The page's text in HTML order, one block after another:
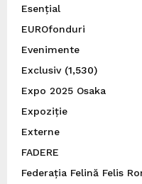
Esențial
EUROfonduri
Evenimente
Exclusiv(1,530)
Expo 2025 Osaka
Expoziție
Externe
FADERE
Federația Felină Felis